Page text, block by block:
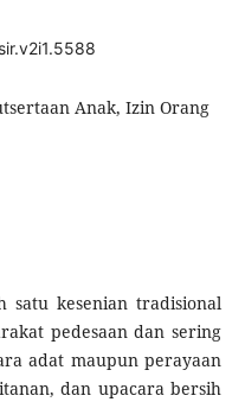
Anak, Izin Orang
satu kesenian tradisional
pedesaan dan sering
adat maupun perayaan
dan upacara bersih